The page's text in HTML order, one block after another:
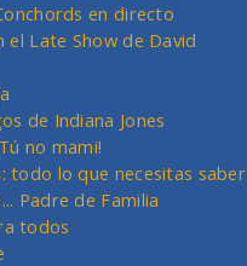
en directo
el Late Show de David
de Indiana Jones
no mami!
todo lo que necesitas saber
Padre de Familia
todos